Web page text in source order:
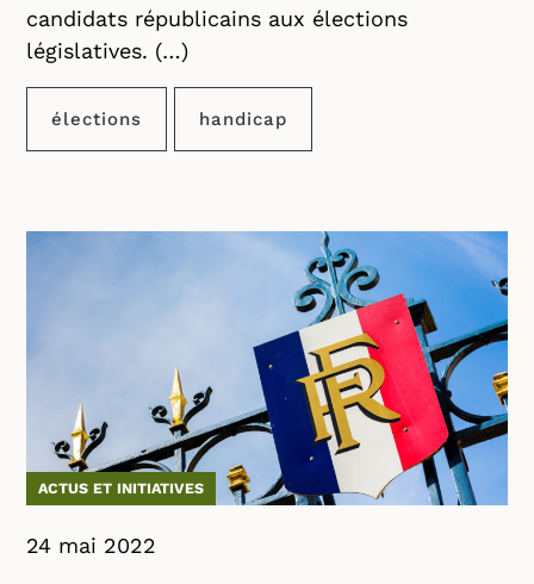
candidats républicains aux élections
législatives. (…)
élections handicap
ACTUS ET INITIATIVES
24 mai 2022